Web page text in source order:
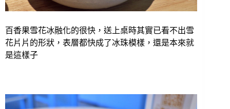
百香果雪花冰融化的很快，送上桌時其實已看不出雪
花片片的形狀，表層都快成了冰珠模樣，還是本來就
是這樣子